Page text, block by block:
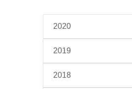
2020
2019
2018